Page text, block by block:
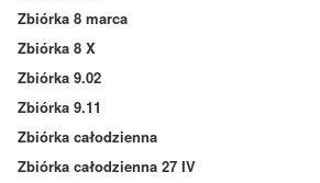
Zbiórka 8 marca
Zbiórka 8 X
Zbiórka 9.02
Zbiórka 9.11
Zbiórka całodzienna
Zbiórka całodzienna 27 IV